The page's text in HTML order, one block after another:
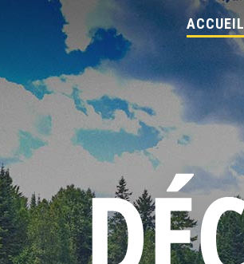
ACCUEIL